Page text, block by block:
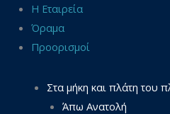
Η Εταιρεία
Όραμα
Προορισμοί
Στα μήκη και πλάτη του
Άπω Ανατολή